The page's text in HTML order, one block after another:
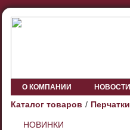
О КОМПАНИИ НОВОСТИ
Каталог товаров Перчатки
НОВИНКИ